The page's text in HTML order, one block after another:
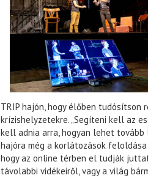
TRIP hajón, hogy élőben tudósítson
krízishelyzetekre. „Segíteni kell az
kell adnia arra, hogyan lehet tovább
hajóra még a korlátozások
hogy az online térben el tudják
távolabbi vidékeiről, vagy a világ